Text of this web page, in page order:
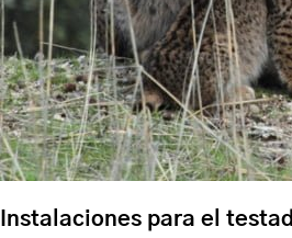
Instalaciones para el